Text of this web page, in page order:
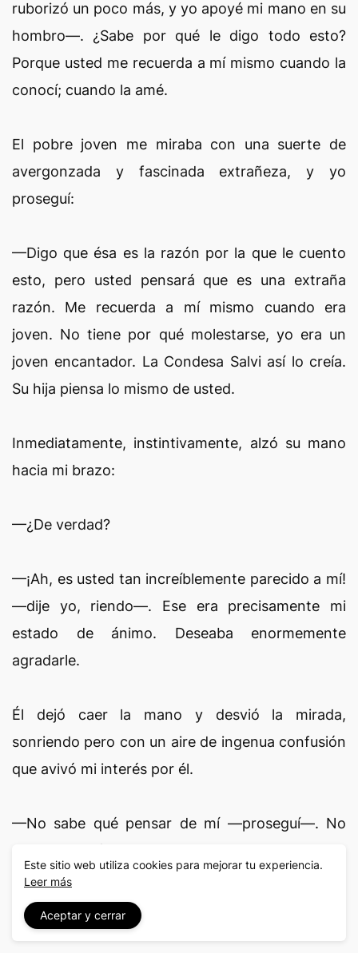
ruborizó un poco más, y yo apoyé mi mano en su
hombro—. ¿Sabe por qué le digo todo esto?
Porque usted me recuerda a mí mismo cuando la
conocí; cuando la amé.
El pobre joven me miraba con una suerte de
avergonzada y fascinada extrañeza, y yo
proseguí:
—Digo que ésa es la razón por la que le cuento
esto, pero usted pensará que es una extraña
razón. Me recuerda a mí mismo cuando era
joven. No tiene por qué molestarse, yo era un
joven encantador. La Condesa Salvi así lo creía.
Su hija piensa lo mismo de usted.
Inmediatamente, instintivamente, alzó su mano
hacia mi brazo:
—¿De verdad?
—¡Ah, es usted tan increíblemente parecido a mí!
—dije yo, riendo—. Ese era precisamente mi
estado de ánimo. Deseaba enormemente
agradarle.
Él dejó caer la mano y desvió la mirada,
sonriendo pero con un aire de ingenua confusión
que avivó mi interés por él.
—No sabe qué pensar de mí —proseguí—. No
usted en estos términos, pretendiendo leer sus
pensamientos. Sin duda cree que estoy un poco
chiflado. Quizá sea un excéntrico, pero no tanto
Este sitio web utiliza cookies para mejorar tu experiencia.
Leer más
Aceptar y cerrar